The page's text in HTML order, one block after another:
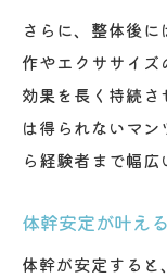
さらに、整体後
作やエクササイ
効果を長く持続
は得られないマ
ら経験者まで幅広
体幹安定が叶え
体幹が安定すると